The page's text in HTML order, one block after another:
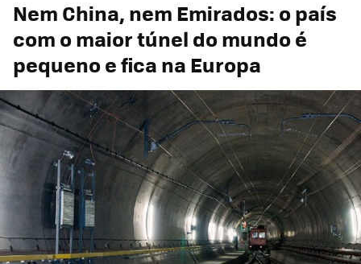
Nem China, nem Emirados: o país
com o maior túnel do mundo é
pequeno e fica na Europa